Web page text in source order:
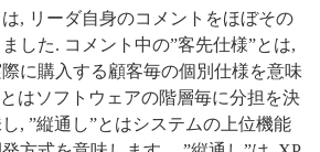
, リーダ自身のコメントをほぼその
した. コメント中の”客先仕様”とは,
に購入する顧客毎の個別仕様を意味
はソフトウェアの階層毎に分担を決
, ”縦通し”とはシステムの上位機能